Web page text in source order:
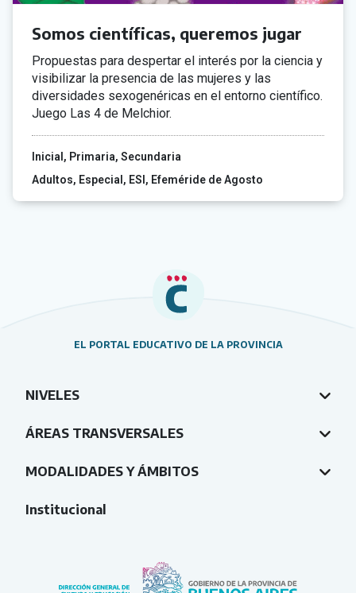
Somos científicas, queremos jugar
Propuestas para despertar el interés por la ciencia y
visibilizar la presencia de las mujeres y las
diversidades sexogenéricas en el entorno científico.
Juego Las 4 de Melchior.
Inicial Primaria Secundaria
Adultos
Especial ESI Efeméride de Agosto
EL PORTAL EDUCATIVO DE LA PROVINCIA
NIVELES
ÁREAS TRANSVERSALES
MODALIDADES Y ÁMBITOS
Institucional